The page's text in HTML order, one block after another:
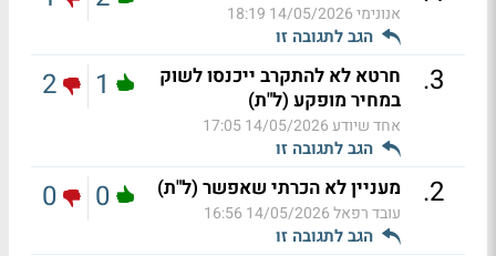
אנונימי14/05/2026 18:19
הגב לתגובה זו
3
.
חרטא לא להתקרב ייכנסו לשוק
במחיר מופקע (ל"ת)
אחד שיודע14/05/2026 17:05
הגב לתגובה זו
1
2
2
. מעניין לא הכרתי שאפשר (ל"ת)
עובד רפאל14/05/2026 16:56
הגב לתגובה זו
0
0